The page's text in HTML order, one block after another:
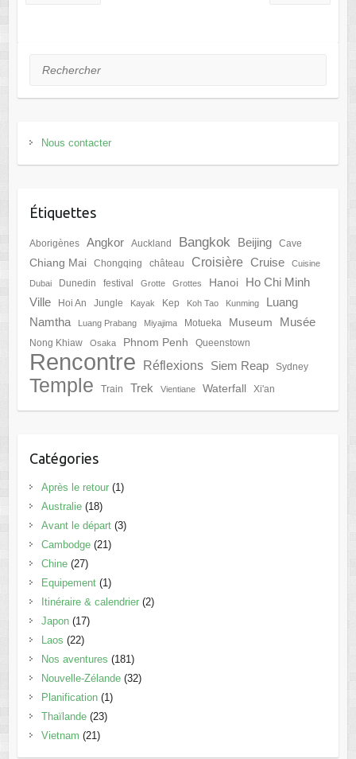
Rechercher
Nous contacter
Étiquettes
Aborigènes Angkor Auckland Bangkok Beijing Cave
Chiang Mai Chongqing château Croisière Cruise Cuisine
Dubai Dunedin festival Grotte Grottes Hanoi
Ho Chi Minh
Ville
Hoi An Jungle Kayak Kep Koh Tao Kunming
Luang
Namtha
Luang Prabang Miyajima Motueka Museum Musée
Nong Khiaw Osaka Phnom Penh Queenstown
Rencontre Réflexions Siem Reap Sydney
Temple Train Trek Vientiane Waterfall Xi'an
Catégories
Après le retour(1)
Australie(18)
Avant le départ(3)
Cambodge(21)
Chine(27)
Equipement(1)
Itinéraire & calendrier(2)
Japon(17)
Laos (22)
Nos aventures (181)
Nouvelle-Zélande(32)
Planification(1)
Thaïlande(23)
Vietnam (21)